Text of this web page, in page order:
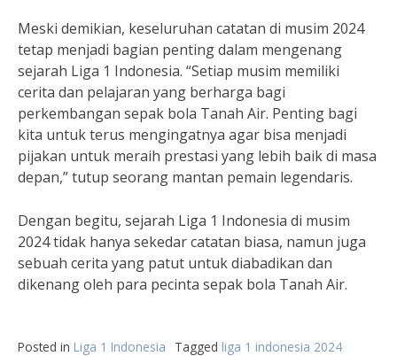
Meski demikian, keseluruhan catatan di musim 2024
tetap menjadi bagian penting dalam mengenang
sejarah Liga 1 Indonesia. “Setiap musim memiliki
cerita dan pelajaran yang berharga bagi
perkembangan sepak bola Tanah Air. Penting bagi
kita untuk terus mengingatnya agar bisa menjadi
pijakan untuk meraih prestasi yang lebih baik di masa
depan,” tutup seorang mantan pemain legendaris.
Dengan begitu, sejarah Liga 1 Indonesia di musim
2024 tidak hanya sekedar catatan biasa, namun juga
sebuah cerita yang patut untuk diabadikan dan
dikenang oleh para pecinta sepak bola Tanah Air.
Posted in Liga 1 Indonesia Tagged liga 1 indonesia 2024